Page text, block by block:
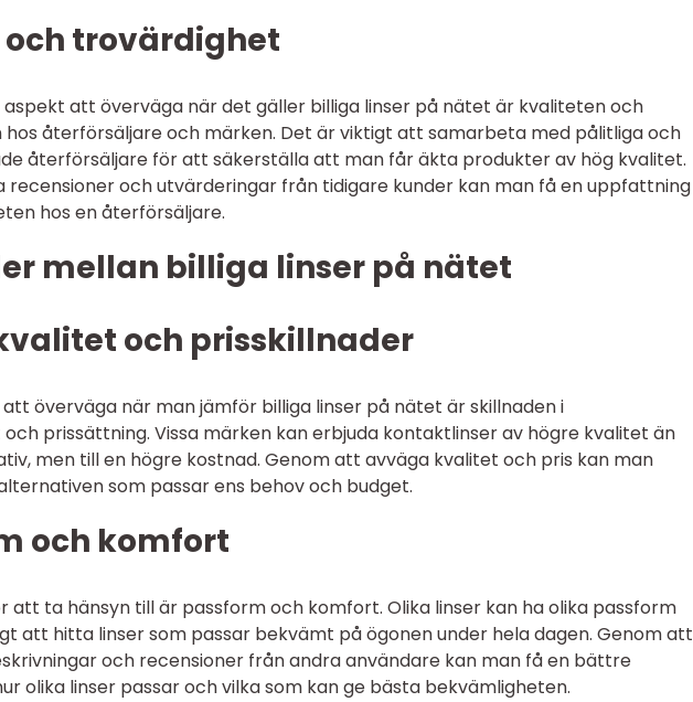
trovärdighet
aspekt att överväga när det gäller billiga linser på nätet är kvaliteten och
återförsäljare och märken. Det är viktigt att samarbeta med pålitliga och
återförsäljare för att säkerställa att man får äkta produkter av hög kvalitet.
recensioner och utvärderingar från tidigare kunder kan man få en uppfattning
hos en återförsäljare.
mellan billiga linser på nätet
och prisskillnader
överväga när man jämför billiga linser på nätet är skillnaden i
prissättning. Vissa märken kan erbjuda kontaktlinser av högre kvalitet än
men till en högre kostnad. Genom att avväga kvalitet och pris kan man
som passar ens behov och budget.
och komfort
att ta hänsyn till är passform och komfort. Olika linser kan ha olika passform
att hitta linser som passar bekvämt på ögonen under hela dagen. Genom att
och recensioner från andra användare kan man få en bättre
olika linser passar och vilka som kan ge bästa bekvämligheten.